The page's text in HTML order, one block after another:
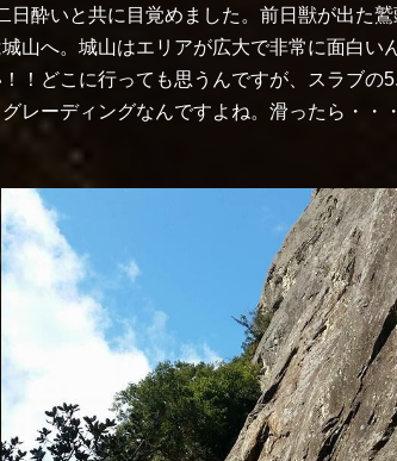
日酔いと共に目覚めました。前日獣が出た
山へ。城山はエリアが広大で非常に面白い
！どこに行っても思うんですが、スラブの
レーディングなんですよね。滑ったら・・